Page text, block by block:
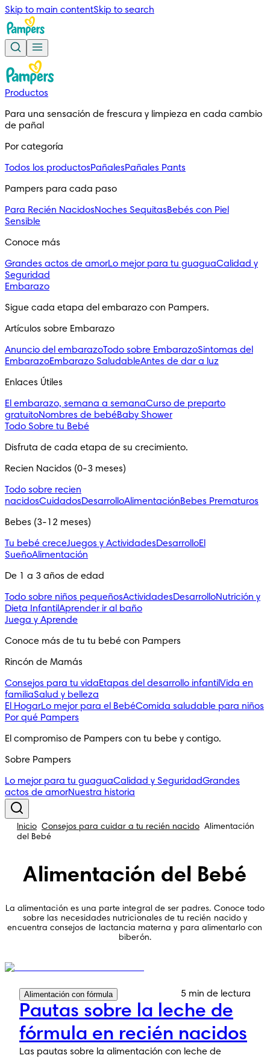
Skip to main contentSkip to search
Productos
Para una sensación de frescura y limpieza en cada cambio
de pañal
Por categoría
Todos los productosPañalesPañales Pants
Pampers para cada paso
Para Recién NacidosNoches SequitasBebés con Piel
Sensible
Conoce más
Grandes actos de amorLo mejor para tu guaguaCalidad y
Seguridad
Embarazo
Sigue cada etapa del embarazo con Pampers.
Artículos sobre Embarazo
Anuncio del embarazoTodo sobre EmbarazoSintomas del
EmbarazoEmbarazo SaludableAntes de dar a luz
Enlaces Útiles
El embarazo, semana a semanaCurso de preparto
gratuitoNombres de bebéBaby Shower
Todo Sobre tu Bebé
Disfruta de cada etapa de su crecimiento.
Recien Nacidos (0-3 meses)
Todo sobre recien
nacidosCuidadosDesarrolloAlimentaciónBebes Prematuros
Bebes (3-12 meses)
Tu bebé creceJuegos y ActividadesDesarrolloEl
SueñoAlimentación
De 1 a 3 años de edad
Todo sobre niños pequeñosActividadesDesarrolloNutrición y
Dieta InfantilAprender ir al baño
Juega y Aprende
Conoce más de tu tu bebé con Pampers
Rincón de Mamás
Consejos para tu vidaEtapas del desarrollo infantilVida en
familiaSalud y belleza
El HogarLo mejor para el BebéComida saludable para niños
Por qué Pampers
El compromiso de Pampers con tu bebe y contigo.
Sobre Pampers
Lo mejor para tu guaguaCalidad y SeguridadGrandes
actos de amorNuestra historia
Inicio Consejos para cuidar a tu recién nacido Alimentación
del Bebé
Alimentación del Bebé
La alimentación es una parte integral de ser padres. Conoce todo
sobre las necesidades nutricionales de tu recién nacido y
encuentra consejos de lactancia materna y para alimentarlo con
biberón.
Alimentación con fórmula 5 min de lectura
Pautas sobre la leche de
fórmula en recién nacidos
Las pautas sobre la alimentación con leche de